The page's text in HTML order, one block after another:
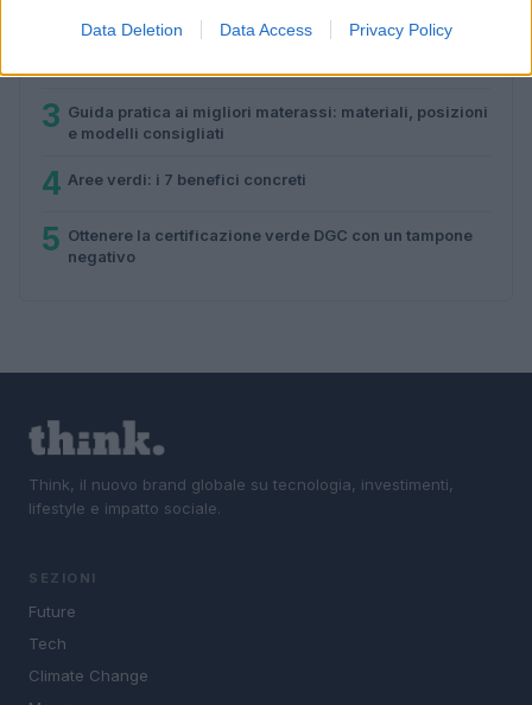
Data Deletion Data Access Privacy Policy
Skin tint e base viso leggera: perché sempre più
3 Guida pratica ai migliori materassi: materiali, posizioni
e modelli consigliati
4 Aree verdi: i 7 benefici concreti
5 Ottenere la certificazione verde DGC con un tampone
negativo
Think, il nuovo brand globale su tecnologia, investimenti,
lifestyle e impatto sociale.
SEZIONI
Future
Tech
Climate Change